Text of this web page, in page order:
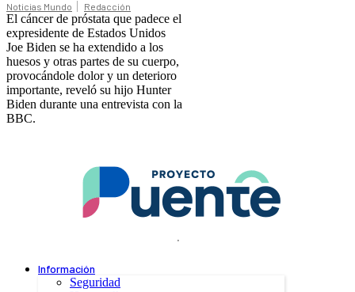
Noticias Mundo Redacción
El cáncer de próstata que padece el
expresidente de Estados Unidos
Joe Biden se ha extendido a los
huesos y otras partes de su cuerpo,
provocándole dolor y un deterioro
importante, reveló su hijo Hunter
Biden durante una entrevista con la
BBC.
.
Información
Seguridad